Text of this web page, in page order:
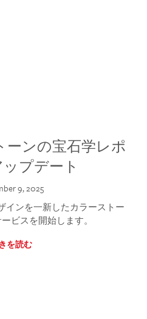
ーンの宝石学レポ
プデート
9, 2025
インを一新したカラーストー
ビスを開始します。
を読む